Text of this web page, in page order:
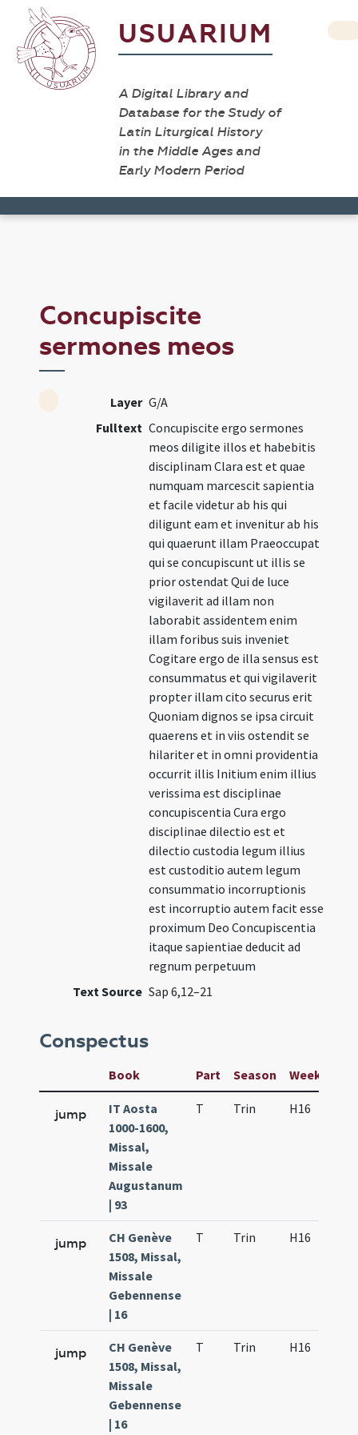
USUARIUM
A Digital Library and
Database for the Study of
Latin Liturgical History
in the Middle Ages and
Early Modern Period
Concupiscite
sermones meos
Layer G/A
Fulltext Concupiscite ergo sermones
meos diligite illos et habebitis
disciplinam Clara est et quae
numquam marcescit sapientia
et facile videtur ab his qui
diligunt eam et invenitur ab his
qui quaerunt illam Praeoccupat
qui se concupiscunt ut illis se
prior ostendat Qui de luce
vigilaverit ad illam non
laborabit assidentem enim
illam foribus suis inveniet
Cogitare ergo de illa sensus est
consummatus et qui vigilaverit
propter illam cito securus erit
Quoniam dignos se ipsa circuit
quaerens et in viis ostendit se
hilariter et in omni providentia
occurrit illis Initium enim illius
verissima est disciplinae
concupiscentia Cura ergo
disciplinae dilectio est et
dilectio custodia legum illius
est custoditio autem legum
consummatio incorruptionis
est incorruptio autem facit esse
proximum Deo Concupiscentia
itaque sapientiae deducit ad
regnum perpetuum
Text Source Sap 6,12–21
Conspectus
Book Part Season Week
jump
IT Aosta
1000-1600,
Missal,
Missale
Augustanum
| 93
T Trin H16
jump
CH Genève
1508, Missal,
Missale
Gebennense
| 16
T Trin H16
jump
CH Genève
1508, Missal,
Missale
Gebennense
| 16
T Trin H16